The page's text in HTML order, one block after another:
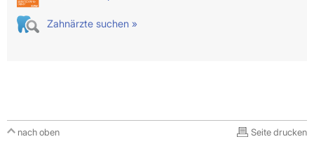
Zahnärzte suchen »
nach oben Seite drucken